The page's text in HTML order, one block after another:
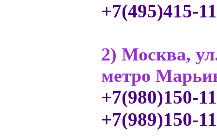
+7(495)415-
2) Москва,
метро
+7(980)150-
+7(989)150-